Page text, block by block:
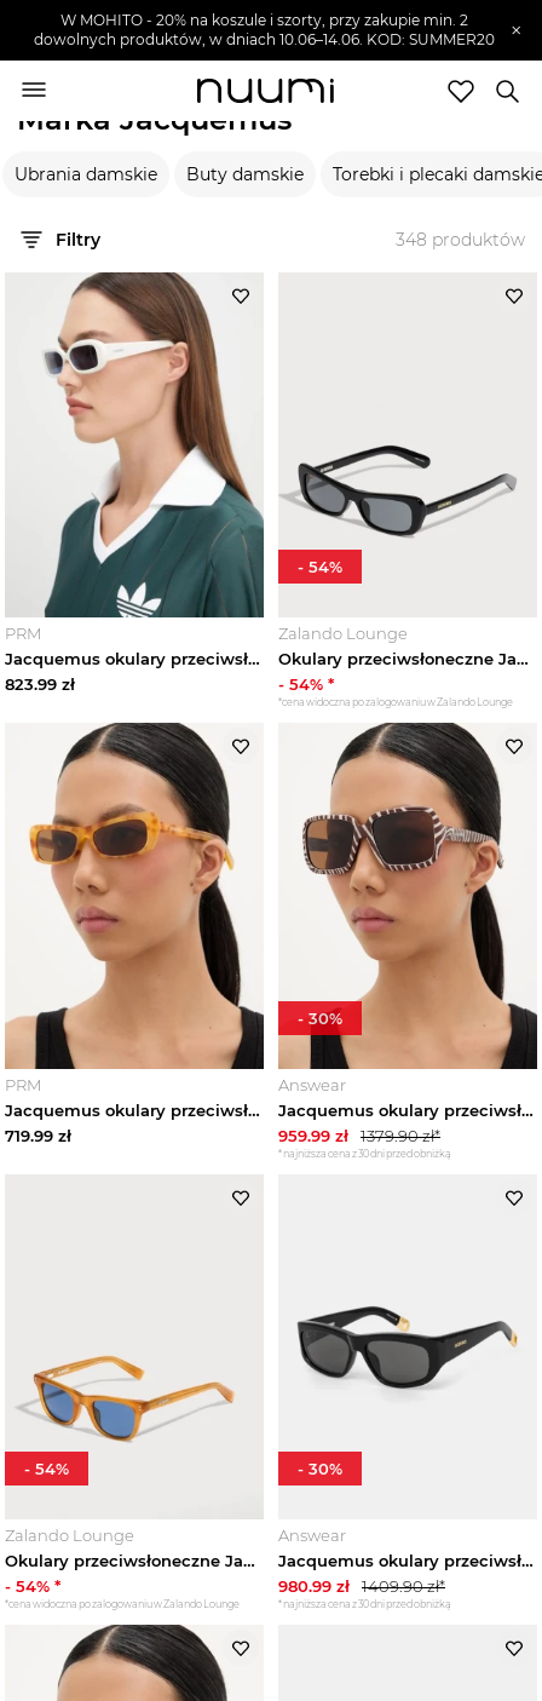
W MOHITO - 20% na koszule i szorty, przy zakupie min. 2
dowolnych produktów, w dniach 10.06–14.06. KOD: SUMMER20
×
Wyprzedaże
Marka Jacquemus
Ubrania damskie Buty damskie Torebki i plecaki
Filtry 348 produktów
PRM
Jacquemus okulary przeciwsłoneczne ROND
823.99 zł
Zalando Lounge
Okulary przeciwsłoneczne Jacquemus czarny
- 54% *
*cena widoczna po zalogowaniu w Zalando Lounge
- 54%
PRM
Jacquemus okulary przeciwsłoneczne CAPRI
719.99 zł
Answear
Jacquemus okulary przeciwsłoneczne CABANA brązowy
959.99 zł 1379.90zł*
*najniższa cena z 30 dni przed obniżką
- 30%
Zalando Lounge
Okulary przeciwsłoneczne Jacquemus jasny brąz
- 54% *
*cena widoczna po zalogowaniu w Zalando Lounge
- 54%
Answear
Jacquemus okulary przeciwsłoneczne PILOTA czarny
980.99 zł 1409.90zł*
*najniższa cena z 30 dni przed obniżką
- 30%